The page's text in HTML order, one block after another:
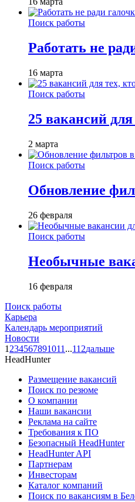
Поиск работы
Работать не
16 марта
Поиск работы
25 вакансий
2 марта
Поиск работы
Обновление
26 февраля
Поиск работы
Необычные
16 февраля
Поиск работы
Карьера
Календарь мероприятий
Новости
1 234567891011 ...112дальше
HeadHunter
Размещение вакансий
Поиск по резюме
О компании
Наши вакансии
Реклама на сайте
Требования к ПО
Безопасный HeadHunter
HeadHunter API
Партнерам
Инвесторам
Каталог компаний
Поиск по вакансиям в